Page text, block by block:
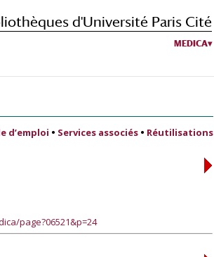
d'Université Paris Cité
MEDICA
d’emploi • Services associés • Réutilisations
page?06521&p=24